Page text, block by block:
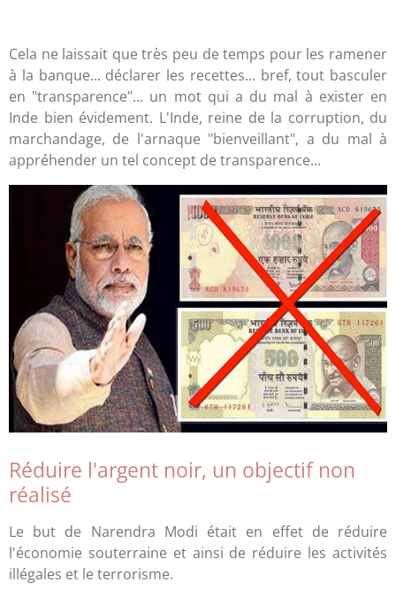
Cela ne laissait que très peu de temps pour les ramener
à la banque... déclarer les recettes... bref, tout basculer
en "transparence"... un mot qui a du mal à exister en
Inde bien évidement. L'Inde, reine de la corruption, du
marchandage, de l'arnaque "bienveillant", a du mal à
appréhender un tel concept de transparence...
Réduire l'argent noir, un objectif non
réalisé
Le but de Narendra Modi était en effet de réduire
l'économie souterraine et ainsi de réduire les activités
illégales et le terrorisme.